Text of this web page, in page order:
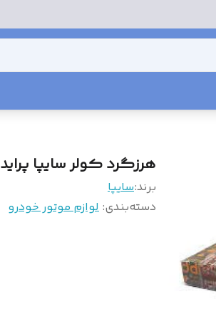
هرزگرد کولر سایپا پراید
برند:سایپا
دسته‌بندی: لوازم موتور خودرو